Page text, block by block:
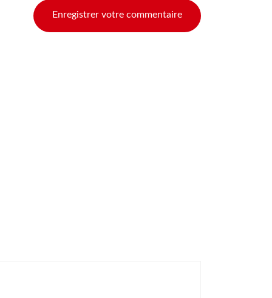
Enregistrer votre commentaire